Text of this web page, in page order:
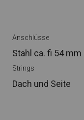
Anschlüsse
Stahl ca. fi 54 mm
Strings
Dach und Seite